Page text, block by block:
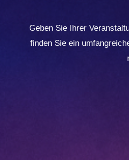
Geben Sie Ihrer
finden Sie ein